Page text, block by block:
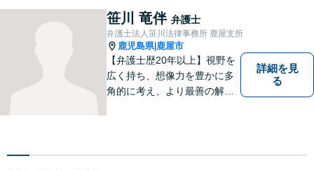
金問題／交通事故など、幅広
く対応可能。お悩みの方は、
お気軽にご相談ください。
笹川 竜伴 弁護士
弁護士法人笹川法律事務所 鹿屋支所
鹿児島県| 鹿屋市
【弁護士歴20年以上】視野を
広く持ち、想像力を豊かに多
角的に考え、より最善の解決
ポートいたします。
詳細を見
る